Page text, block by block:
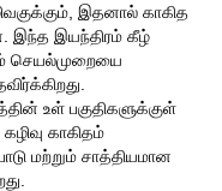
இதனால் காகித
இந்த இயந்திரம் கீழ்
செயல்முறையை
உள் பகுதிகளுக்குள்
காகிதம்
மற்றும் சாத்தியமான